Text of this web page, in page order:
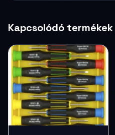
Kapcsolódó termékek